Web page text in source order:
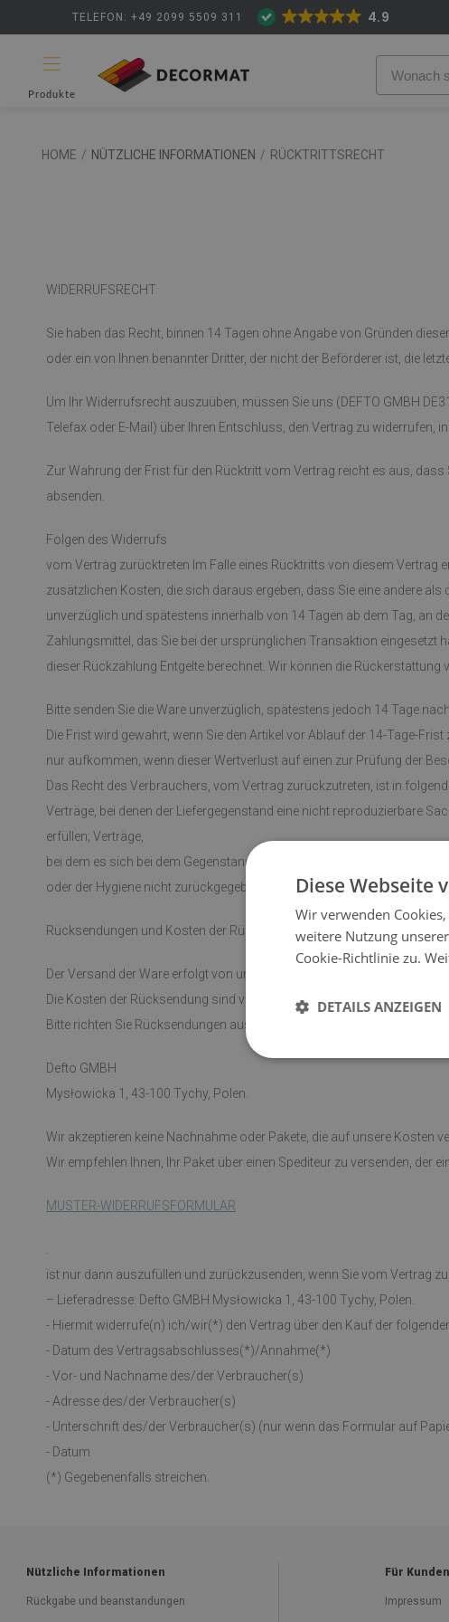
TELEFON: +49 2099 5509 311 4.9
Produkte
HOME / NÜTZLICHE INFORMATIONEN / RÜCKTRITTSRECHT
WIDERRUFSRECHT
Sie haben das Recht, binnen 14 Tagen ohne Angabe von Gründen
oder ein von Ihnen benannter Dritter, der nicht der Beförderer ist, die
Um Ihr Widerrufsrecht auszuüben, müssen Sie uns (DEFTO GMBH
Telefax oder E-Mail) über Ihren Entschluss, den Vertrag zu widerrufen,
Zur Wahrung der Frist für den Rücktritt vom Vertrag reicht es aus,
absenden.
Folgen des Widerrufs
vom Vertrag zurücktreten Im Falle eines Rücktritts von diesem Vertrag
zusätzlichen Kosten, die sich daraus ergeben, dass Sie eine andere
unverzüglich und spätestens innerhalb von 14 Tagen ab dem Tag, an
Zahlungsmittel, das Sie bei der ursprünglichen Transaktion eingesetzt
dieser Rückzahlung Entgelte berechnet. Wir können die
Bitte senden Sie die Ware unverzüglich, spätestens jedoch 14 Tage
Die Frist wird gewahrt, wenn Sie den Artikel vor Ablauf der 14-Tage-
nur aufkommen, wenn dieser Wertverlust auf einen zur Prüfung der
Das Recht des Verbrauchers, vom Vertrag zurückzutreten, ist in
Verträge, bei denen der Liefergegenstand eine nicht reproduzierbare
erfüllen; Verträge,
bei dem es sich bei dem Gegenstand der Lieferung um einen in einer
oder der Hygiene nicht zurückgegeben werden kann, wenn die
Rücksendungen und Kosten der Rücksendung von Waren
Der Versand der Ware erfolgt von unserem Lager in Polen aus, daher
Die Kosten der Rücksendung sind vom Käufer zu tragen.
Bitte richten Sie Rücksendungen ausschließlich an die folgende Adresse:
Defto GMBH
Mysłowicka 1, 43-100 Tychy, Polen.
Wir akzeptieren keine Nachnahme oder Pakete, die auf unsere
Wir empfehlen Ihnen, Ihr Paket über einen Spediteur zu versenden,
MUSTER-WIDERRUFSFORMULAR
ist nur dann auszufüllen und zurückzusenden, wenn Sie vom Vertrag
– Lieferadresse: Defto GMBH Mysłowicka 1, 43-100 Tychy, Polen.
- Hiermit widerrufe(n) ich/wir(*) den Vertrag über den Kauf der
- Datum des Vertragsabschlusses(*)/Annahme(*)
- Vor- und Nachname des/der Verbraucher(s)
- Adresse des/der Verbraucher(s)
- Unterschrift des/der Verbraucher(s) (nur wenn das Formular auf
- Datum
(*) Gegebenenfalls streichen.
Nützliche Informationen
Rückgabe und beanstandungen
Für Kunden
Impressum
Diese Webseite
Wir verwenden
weitere Nutzung
Cookie-Richtlinie zu.
DETAILS ANZEIGEN